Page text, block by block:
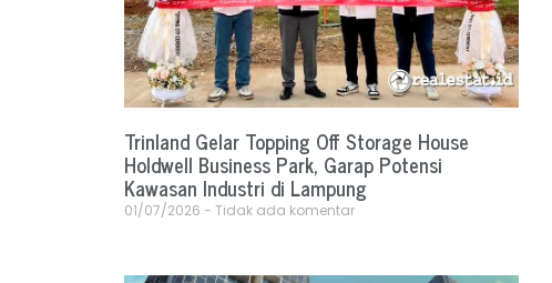
Trinland Gelar Topping Off Storage House
Holdwell Business Park, Garap Potensi
Kawasan Industri di Lampung
01/07/2026 Tidak ada komentar